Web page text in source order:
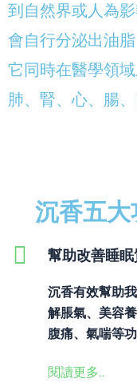
到自然界或人為
會自行分泌出油
它同時在醫學領
肺、腎、心、腸、
沉香五大
幫助改善睡
沉香有效幫助
解脹氣、美容
腹痛、氣喘等功
閱讀更多..